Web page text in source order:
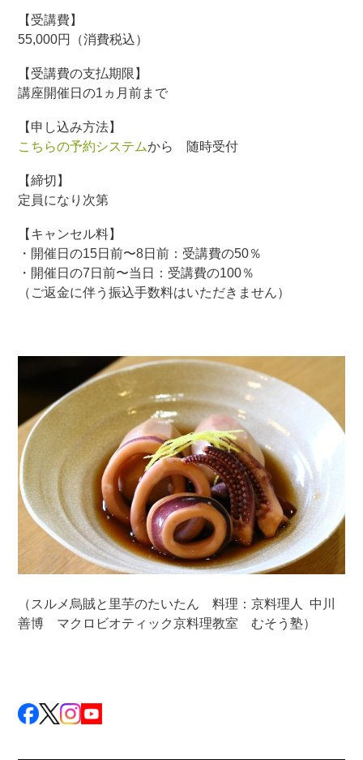
【受講費】
55,000円（消費税込）
【受講費の支払期限】
講座開催日の1ヵ月前まで
【申し込み方法】
こちらの予約システムから 随時受付
【締切】
定員になり次第
【キャンセル料】
・開催日の15日前〜8日前：受講費の50％
・開催日の7日前〜当日：受講費の100％
（ご返金に伴う振込手数料はいただきません）
（スルメ烏賊と里芋のたいたん 料理：京料理人 中川
善博 マクロビオティック京料理教室 むそう塾）